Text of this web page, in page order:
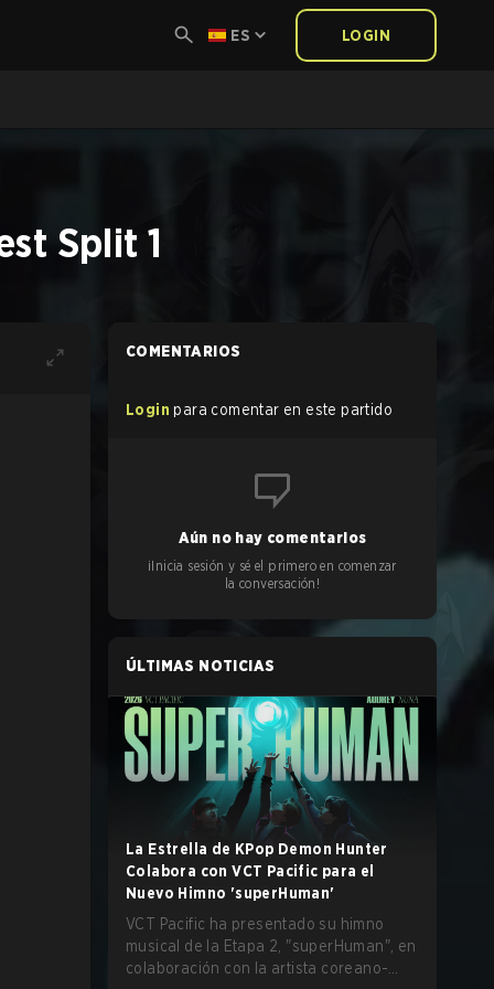
ES LOGIN
Split 1
COMENTARIOS
Login para comentar en este partido
Aún no hay comentarios
¡Inicia sesión y sé el primero en comenzar
la conversación!
ÚLTIMAS NOTICIAS
La Estrella de KPop Demon Hunter
Colabora con VCT Pacific para el
Nuevo Himno 'superHuman'
VCT Pacific ha presentado su himno
musical de la Etapa 2, "superHuman", en
colaboración con la artista coreano-